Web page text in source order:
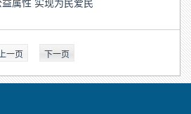
上一页 下一页